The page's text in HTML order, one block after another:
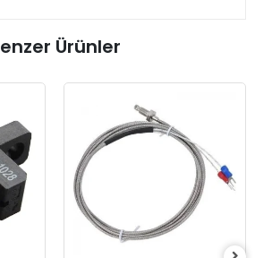
Ürünler